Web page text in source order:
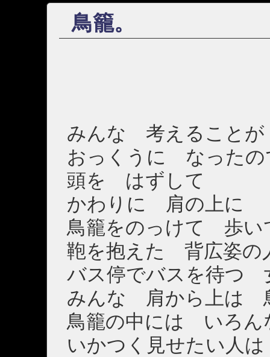
鳥籠。
みんな 考えることが
おっくうに なったの
頭を はずして
かわりに 肩の上に
鳥籠をのっけて 歩い
鞄を抱えた 背広姿の
バス停でバスを待つ
みんな 肩から上は
鳥籠の中には いろん
いかつく見せたい人